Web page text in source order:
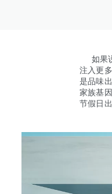
如果
注入更
是品味
家族基
节假日